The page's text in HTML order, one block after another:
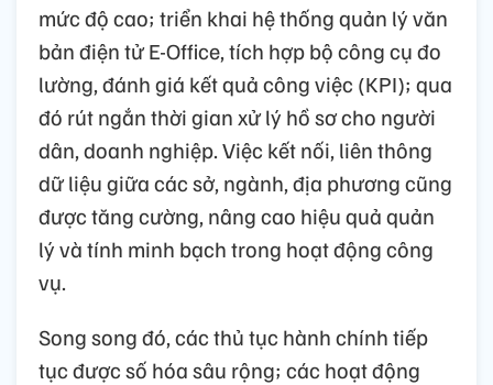
mức độ cao; triển khai hệ thống quản lý văn
bản điện tử E-Office, tích hợp bộ công cụ đo
lường, đánh giá kết quả công việc (KPI); qua
đó rút ngắn thời gian xử lý hồ sơ cho người
dân, doanh nghiệp. Việc kết nối, liên thông
dữ liệu giữa các sở, ngành, địa phương cũng
được tăng cường, nâng cao hiệu quả quản
lý và tính minh bạch trong hoạt động công
vụ.
Song song đó, các thủ tục hành chính tiếp
tục được số hóa sâu rộng; các hoạt động